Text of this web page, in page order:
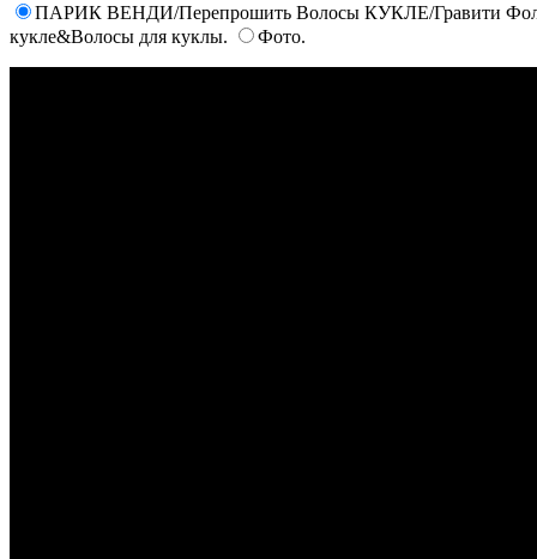
ПАРИК ВЕНДИ/Перепрошить Волосы КУКЛЕ/Гравити
кукле&Волосы для куклы.
Фото.